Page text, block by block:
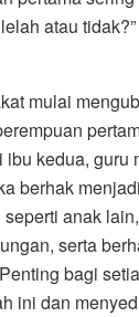
atau
mulai
kedua, guru
berhak
anak
serta
bagi
ini dan